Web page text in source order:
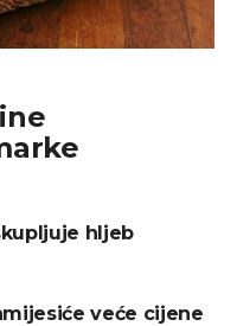
hljeb
veće cijene